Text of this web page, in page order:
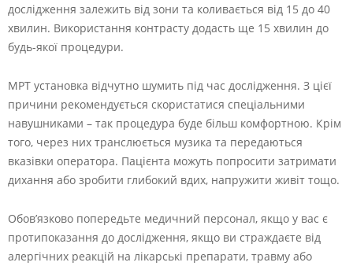
дослідження залежить від зони та коливається від 15 до 40
хвилин. Використання контрасту додасть ще 15 хвилин до
будь-якої процедури.
МРТ установка відчутно шумить під час дослідження. З цієї
причини рекомендується скористатися спеціальними
навушниками – так процедура буде більш комфортною. Крім
того, через них транслюється музика та передаються
вказівки оператора. Пацієнта можуть попросити затримати
дихання або зробити глибокий вдих, напружити живіт тощо.
Обов’язково попередьте медичний персонал, якщо у вас є
протипоказання до дослідження, якщо ви страждаєте від
алергічних реакцій на лікарські препарати, травму або